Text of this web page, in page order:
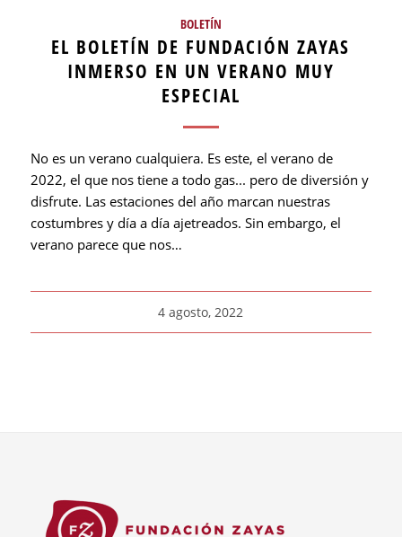
BOLETÍN
EL BOLETÍN DE FUNDACIÓN ZAYAS
INMERSO EN UN VERANO MUY
ESPECIAL
No es un verano cualquiera. Es este, el verano de
2022, el que nos tiene a todo gas... pero de diversión y
disfrute. Las estaciones del año marcan nuestras
costumbres y día a día ajetreados. Sin embargo, el
verano parece que nos…
4 agosto, 2022